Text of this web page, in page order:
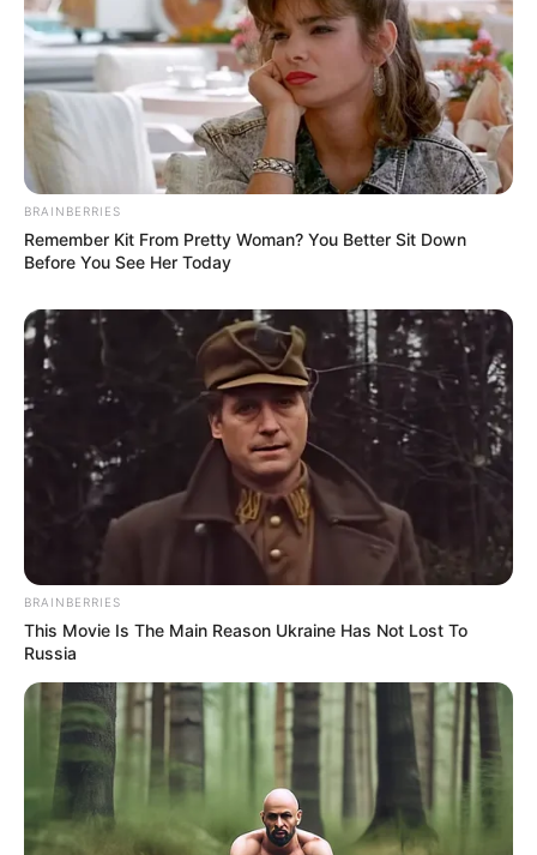
👥 O que precisamos fazer
➡️ Participar das caravanas a Brasília.
➡️ Pressionar senadores e deputados em seus estados.
➡️ Fortalecer os sindicatos e entidades representativas.
➡️ Mostrar à sociedade que a nossa luta é também pela saúde
🙌 Um chamado à categoria ACS e ACE,somos mais de 385 mil
em todo o Brasil
. Se estivermos unidos, não há Congresso que
nos ignore.
BRAINBERRIES
Remember Kit From Pretty Woman? You Better Sit Down
Before You See Her Today
BRAINBERRIES
This Movie Is The Main Reason Ukraine Has Not Lost To
Russia